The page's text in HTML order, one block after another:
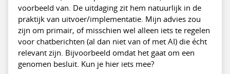
voorbeeld van. De uitdaging zit hem natuurlijk in de
praktijk van uitvoer/implementatie. Mijn advies zou
zijn om primair, of misschien wel alleen iets te regelen
voor chatberichten (al dan niet van of met AI) die écht
relevant zijn. Bijvoorbeeld omdat het gaat om een
genomen besluit. Kun je hier iets mee?